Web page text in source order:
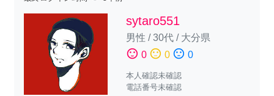
sytaro551
男性 /30代/ 大分県
sentiment_satisfied 0 sentiment_neutral 0 sentiment_dissatisfied 0
本人確認未確認
電話番号未確認